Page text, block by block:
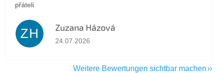
přáteli
ZH Zuzana Házová
Die Shop-Bewertung beträgt 5 von 5 Sternen.
24.07.2026
Weitere Bewertungen sichtbar machen